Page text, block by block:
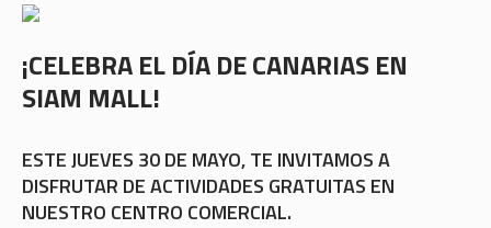
¡CELEBRA EL DÍA DE CANARIAS EN
SIAM MALL!
ESTE JUEVES 30 DE MAYO, TE INVITAMOS A
DISFRUTAR DE ACTIVIDADES GRATUITAS EN
NUESTRO CENTRO COMERCIAL.